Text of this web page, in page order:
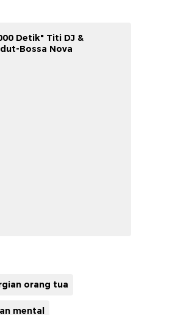
Detik" Titi DJ &
Bossa Nova
orang tua
mental